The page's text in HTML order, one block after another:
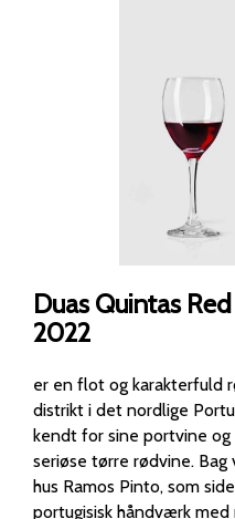
Duas Quintas
2022
er en flot og karakterfuld
distrikt i det nordlige
kendt for sine portvine
seriøse tørre rødvine. Bag vinen står det traditionsrige
hus Ramos Pinto, som
portugisisk håndværk med